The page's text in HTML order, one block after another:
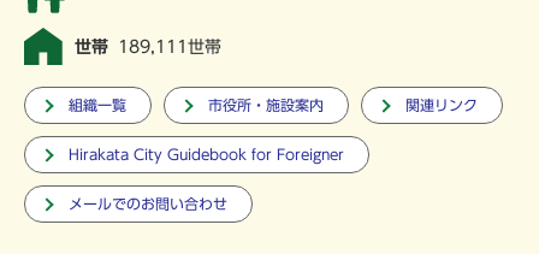
世帯 189,111世帯
組織一覧 市役所・施設案内 関連リンク
Hirakata City Guidebook for Foreigner
メールでのお問い合わせ